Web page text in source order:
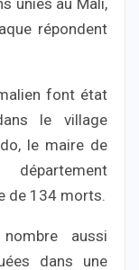
répondent
font état
le village
le maire de
de 134 morts.
aussi
dans une